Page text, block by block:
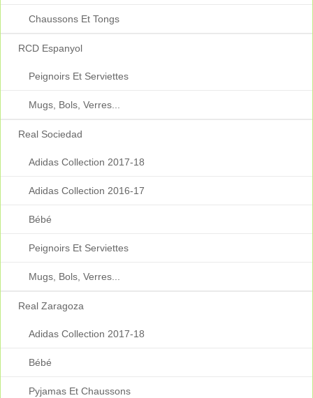
Chaussons Et Tongs
RCD Espanyol
Peignoirs Et Serviettes
Mugs, Bols, Verres...
Real Sociedad
Adidas Collection 2017-18
Adidas Collection 2016-17
Bébé
Peignoirs Et Serviettes
Mugs, Bols, Verres...
Real Zaragoza
Adidas Collection 2017-18
Bébé
Pyjamas Et Chaussons